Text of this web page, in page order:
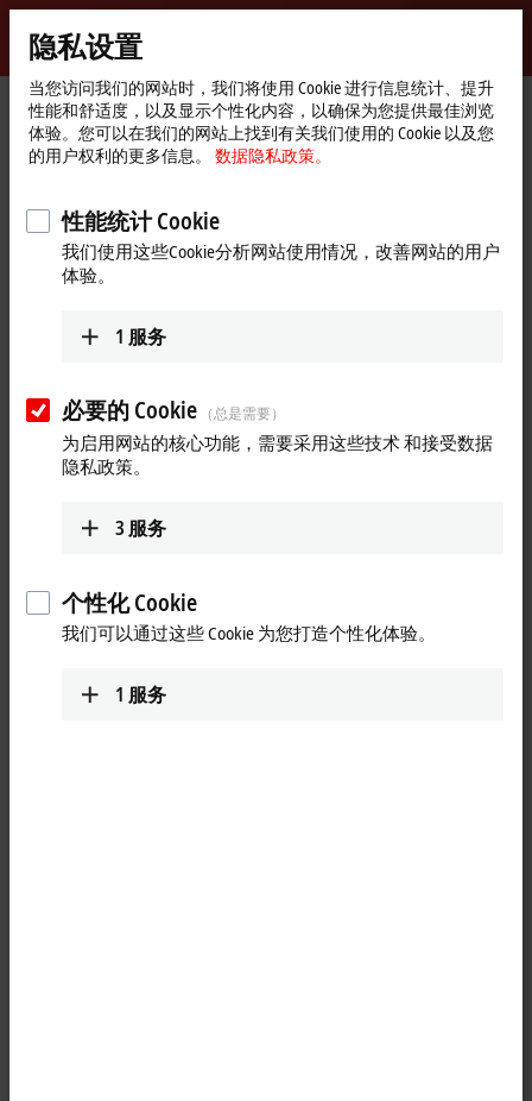
Beckhoff
-
自
动
化
技
术
Start
page
公司简介
最新资讯
客户评价：NOV Completion & Production Solutions，James Belcher
is
a
window.
The media could not be loaded, either because the server or
network failed or because the format is not supported.
2025年9月18日
客户评价：NOV Completion &
Belcher
NOV 致力于油气开采设备的研发与制造。在本期视频中，NOV
控制技术主管 James Belcher 阐述了公司为何选用倍福的 CX5140
嵌入式控制器或 I/O 模块等控制产品实现所有 NOV 组件的控
更多关于此视频的信息
Loading...
隐私设置
当您访问我们的网站时，我们将使用 Cookie 进行信息统计、提升
性能和舒适度，以及显示个性化内容，以确保为您提供最佳浏览
体验。您可以在我们的网站上找到有关我们使用的 Cookie 以及您
的用户权利的更多信息。
数据隐私政策。
性能统计 Cookie
我们使用这些Cookie分析网站使用情况，改善网站的用户
体验。
1 服务
必要的 Cookie （总是需要）
为启用网站的核心功能，需要采用这些技术 和接受数据
隐私政策。
3 服务
个性化 Cookie
我们可以通过这些 Cookie 为您打造个性化体验。
1 服务